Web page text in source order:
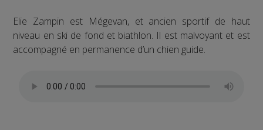
Elie Zampin est Mégevan, et ancien sportif de haut
niveau en ski de fond et biathlon. Il est malvoyant et est
accompagné en permanence d’un chien guide.